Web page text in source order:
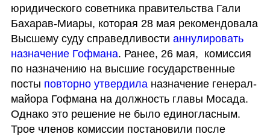
юридического советника правительства Гали
Бахарав-Миары, которая 28 мая рекомендовала
Высшему суду справедливости аннулировать
назначение Гофмана. Ранее, 26 мая,  комиссия
по назначению на высшие государственные
посты повторно утвердила назначение генерал-
майора Гофмана на должность главы Мосада.
Однако это решение не было единогласным.
Трое членов комиссии постановили после